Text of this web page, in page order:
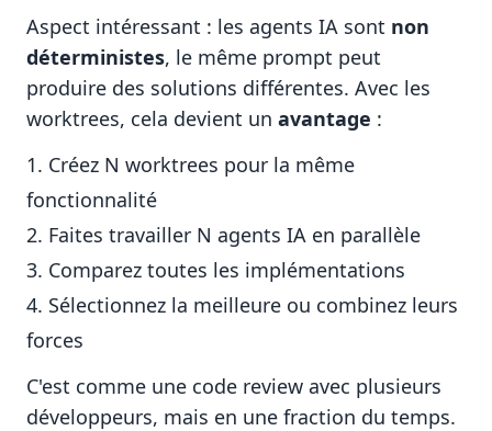
Aspect intéressant : les agents IA sont non
déterministes, le même prompt peut
produire des solutions différentes. Avec les
worktrees, cela devient un avantage :
Créez N worktrees pour la même
fonctionnalité
Faites travailler N agents IA en parallèle
Comparez toutes les implémentations
Sélectionnez la meilleure ou combinez leurs
forces
C'est comme une code review avec plusieurs
développeurs, mais en une fraction du temps.